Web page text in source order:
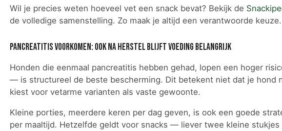
Wil je precies weten hoeveel vet een snack bevat? Bekijk de
de volledige samenstelling. Zo maak je altijd een verantwoorde keuze.
Pancreatitis voorkomen: ook na herstel blijft voeding belangrijk
Honden die eenmaal pancreatitis hebben gehad, lopen een hoger
— is structureel de beste bescherming. Dit betekent niet dat je hond
kiest voor vetarme varianten als vaste gewoonte.
Kleine porties, meerdere keren per dag geven, is ook een goede
per maaltijd. Hetzelfde geldt voor snacks — liever twee kleine